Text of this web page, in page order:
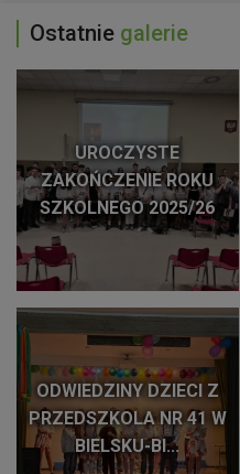
Ostatnie galerie
UROCZYSTE
ZAKOŃCZENIE ROKU
SZKOLNEGO 2025/26
ODWIEDZINY DZIECI Z
PRZEDSZKOLA NR 41 W
BIELSKU-BI...